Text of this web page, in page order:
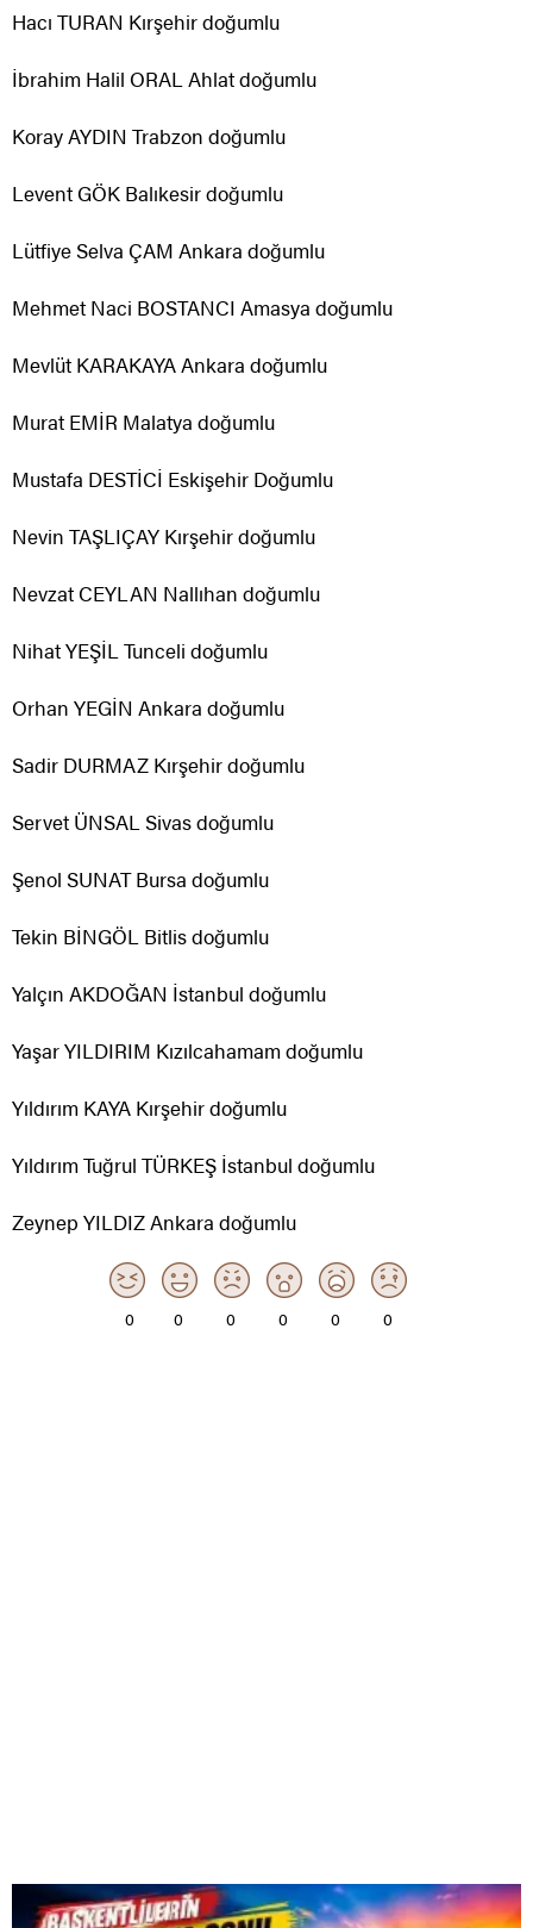
Hacı TURAN Kırşehir doğumlu
İbrahim Halil ORAL Ahlat doğumlu
Koray AYDIN Trabzon doğumlu
Levent GÖK Balıkesir doğumlu
Lütfiye Selva ÇAM Ankara doğumlu
Mehmet Naci BOSTANCI Amasya doğumlu
Mevlüt KARAKAYA Ankara doğumlu
Murat EMİR Malatya doğumlu
Mustafa DESTİCİ Eskişehir Doğumlu
Nevin TAŞLIÇAY Kırşehir doğumlu
Nevzat CEYLAN Nallıhan doğumlu
Nihat YEŞİL Tunceli doğumlu
Orhan YEGİN Ankara doğumlu
Sadir DURMAZ Kırşehir doğumlu
Servet ÜNSAL Sivas doğumlu
Şenol SUNAT Bursa doğumlu
Tekin BİNGÖL Bitlis doğumlu
Yalçın AKDOĞAN İstanbul doğumlu
Yaşar YILDIRIM Kızılcahamam doğumlu
Yıldırım KAYA Kırşehir doğumlu
Yıldırım Tuğrul TÜRKEŞ İstanbul doğumlu
Zeynep YILDIZ Ankara doğumlu
0 0 0 0 0 0